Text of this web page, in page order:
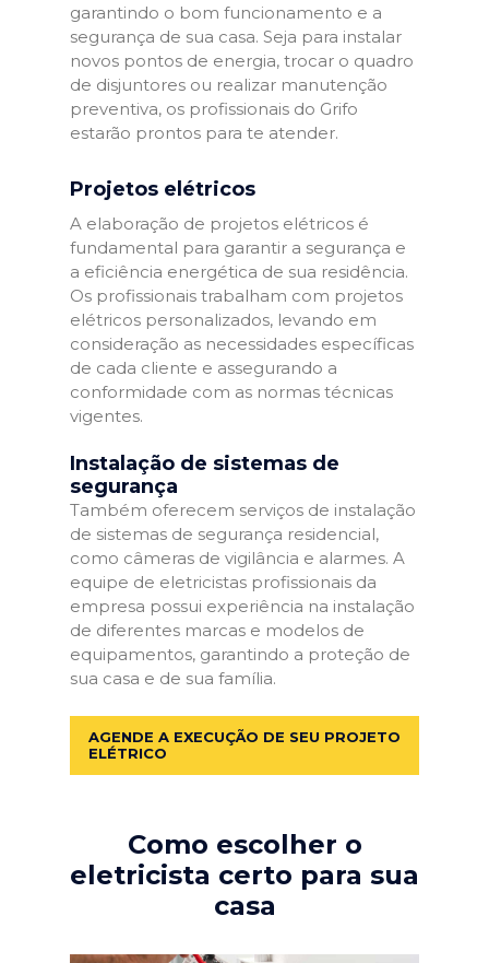
garantindo o bom funcionamento e a
segurança de sua casa. Seja para instalar
novos pontos de energia, trocar o quadro
de disjuntores ou realizar manutenção
preventiva, os profissionais do Grifo
estarão prontos para te atender.
Projetos elétricos
A elaboração de projetos elétricos é
fundamental para garantir a segurança e
a eficiência energética de sua residência.
Os profissionais trabalham com projetos
elétricos personalizados, levando em
consideração as necessidades específicas
de cada cliente e assegurando a
conformidade com as normas técnicas
vigentes.
Instalação de sistemas de
segurança
Também oferecem serviços de instalação
de sistemas de segurança residencial,
como câmeras de vigilância e alarmes. A
equipe de eletricistas profissionais da
empresa possui experiência na instalação
de diferentes marcas e modelos de
equipamentos, garantindo a proteção de
sua casa e de sua família.
AGENDE A EXECUÇÃO DE SEU PROJETO
ELÉTRICO
Como escolher o
eletricista certo para sua
casa